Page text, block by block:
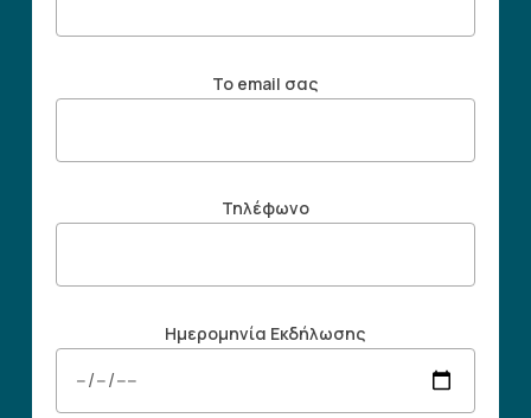
Το email σας
Τηλέφωνο
Ημερομηνία Εκδήλωσης